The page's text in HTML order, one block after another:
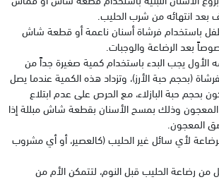
بعد انتهائه من شرب الحليب.
باستخدام فرشاة أسنان ناعمة أو قطعة شاش
بعد الرضاعة والوجبات.
الأول يجب البدء باستخدام كمية صغيرة جداً من
(بحجم حبة الأرز)، وتزداد هذه الكمية عندما يصل
بحجم حبة البازلاء، مع الحرص على عدم ابتلاع
وذلك بمسح الأسنان بقطعة شاش مبللة إذا
المعجون.
لأي سائل غير الحليب (كالعصير، أو أي مشروب
من رضاعة الحليب قبل النوم، لتتمكن الأم من